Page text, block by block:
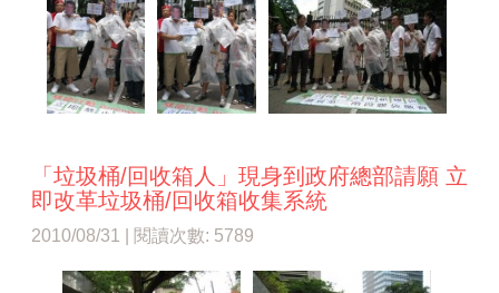
「垃圾桶/回收箱人」現身到政府總部請願 立
即改革垃圾桶/回收箱收集系統
2010/08/31 | 閱讀次數: 5789